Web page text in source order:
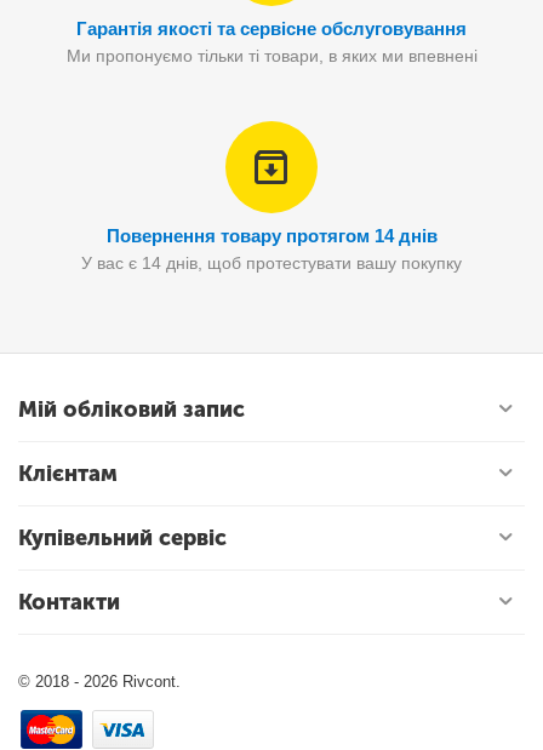
Гарантія якості та сервісне обслуговування
Ми пропонуємо тільки ті товари, в яких ми впевнені
Повернення товару протягом 14 днів
У вас є 14 днів, щоб протестувати вашу покупку
Мій обліковий запис
Клієнтам
Купівельний сервіс
Контакти
© 2018 - 2026 Rivcont.